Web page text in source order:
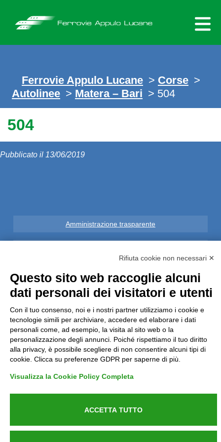
content
Ferrovie Appulo Lucane > Corse >
Autolinee > Matera – Bari > 504
504
Pubblicato il 13/06/2019
Amministrazione trasparente
Privacy
Informative GDPR (679/2016)
Reclami
Rimborsi ed Indennizzi
Rifiuta cookie non necessari ✕
Questo sito web raccoglie alcuni
dati personali dei visitatori e utenti
Con il tuo consenso, noi e i nostri partner utilizziamo i cookie e
tecnologie simili per archiviare, accedere ed elaborare i dati
personali come, ad esempio, la visita al sito web o la
personalizzazione degli annunci. Poiché rispettiamo il tuo diritto
alla privacy, è possibile scegliere di non consentire alcuni tipi di
cookie. Clicca su preferenze GDPR per saperne di più.
Visualizza la Cookie Policy Completa
ACCETTA TUTTO